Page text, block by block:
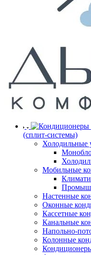
(сплит-системы)
Холодильные
Мобильные
Настенные
Оконные
Кассетные
Канальные
Напольно-
Колонные